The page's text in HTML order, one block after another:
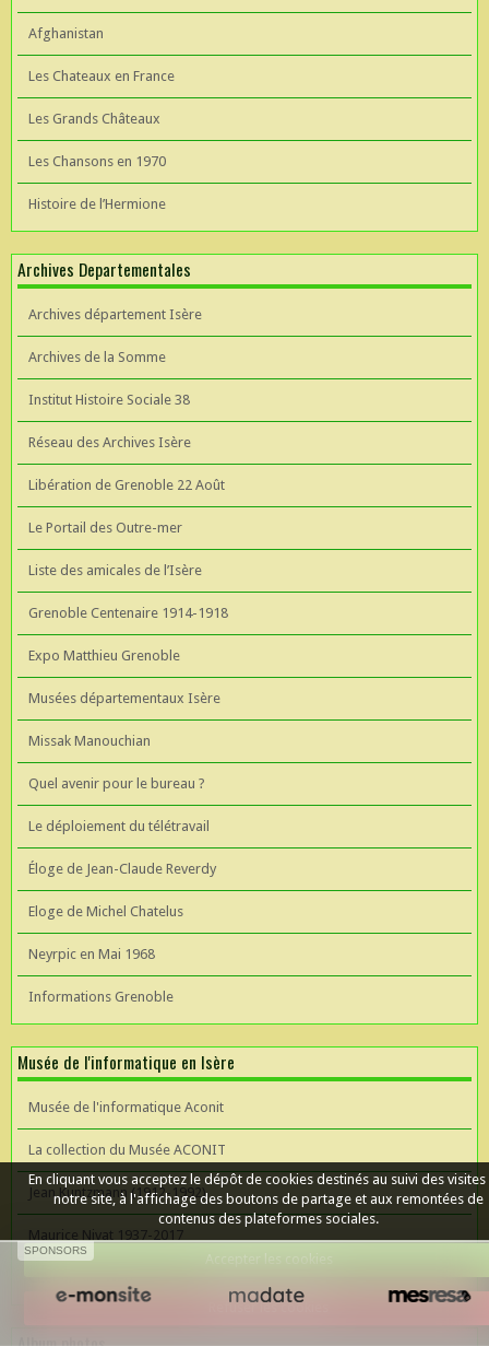
Afghanistan
Les Chateaux en France
Les Grands Châteaux
Les Chansons en 1970
Histoire de l’Hermione
Archives Departementales
Archives département Isère
Archives de la Somme
Institut Histoire Sociale 38
Réseau des Archives Isère
Libération de Grenoble 22 Août
Le Portail des Outre-mer
Liste des amicales de l’Isère
Grenoble Centenaire 1914-1918
Expo Matthieu Grenoble
Musées départementaux Isère
Missak Manouchian
Quel avenir pour le bureau ?
Le déploiement du télétravail
Éloge de Jean-Claude Reverdy
Eloge de Michel Chatelus
Neyrpic en Mai 1968
Informations Grenoble
Musée de l'informatique en Isère
Musée de l'informatique Aconit
La collection du Musée ACONIT
Jean Kuntzmann (1912-1992)
Maurice Nivat 1937-2017
SPONSORS
En cliquant vous acceptez le dépôt de cookies destinés au suivi des visites
notre site, à l'affichage des boutons de partage et aux remontées de
contenus des plateformes sociales.
Refuser les cookies